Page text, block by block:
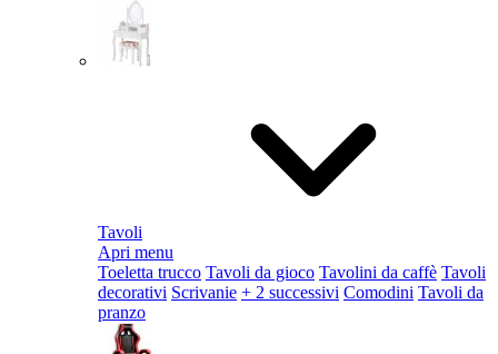
Tavoli
Apri menu
Toeletta trucco Tavoli da gioco Tavolini da caffè Tavoli
decorativi Scrivanie + 2 successivi Comodini Tavoli da
pranzo